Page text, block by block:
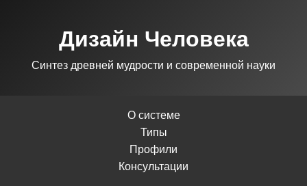
Дизайн Человека
Синтез древней мудрости и современной науки
О системе
Типы
Профили
Консультации